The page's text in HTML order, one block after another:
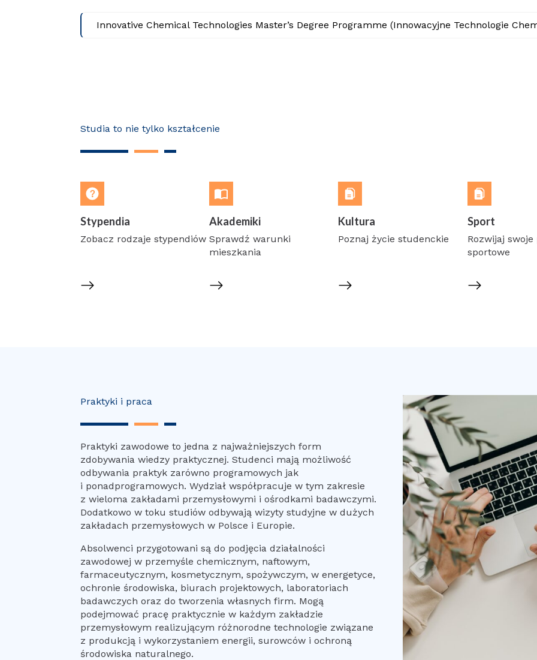
Innovative Chemical Technologies Master’s Degree Programme (Innowacyjne Technologie
Studia to nie tylko kształcenie
Stypendia
Zobacz rodzaje stypendiów
Akademiki
Sprawdź warunki
mieszkania
Kultura
Poznaj życie studenckie
Sport
Rozwijaj swoje
sportowe
Praktyki i praca
Praktyki zawodowe to jedna z najważniejszych form
zdobywania wiedzy praktycznej. Studenci mają możliwość
odbywania praktyk zarówno programowych jak
i ponadprogramowych. Wydział współpracuje w tym zakresie
z wieloma zakładami przemysłowymi i ośrodkami badawczymi.
Dodatkowo w toku studiów odbywają wizyty studyjne w dużych
zakładach przemysłowych w Polsce i Europie.
Absolwenci przygotowani są do podjęcia działalności
zawodowej w przemyśle chemicznym, naftowym,
farmaceutycznym, kosmetycznym, spożywczym, w energetyce,
ochronie środowiska, biurach projektowych, laboratoriach
badawczych oraz do tworzenia własnych firm. Mogą
podejmować pracę praktycznie w każdym zakładzie
przemysłowym realizującym różnorodne technologie związane
z produkcją i wykorzystaniem energii, surowców i ochroną
środowiska naturalnego.